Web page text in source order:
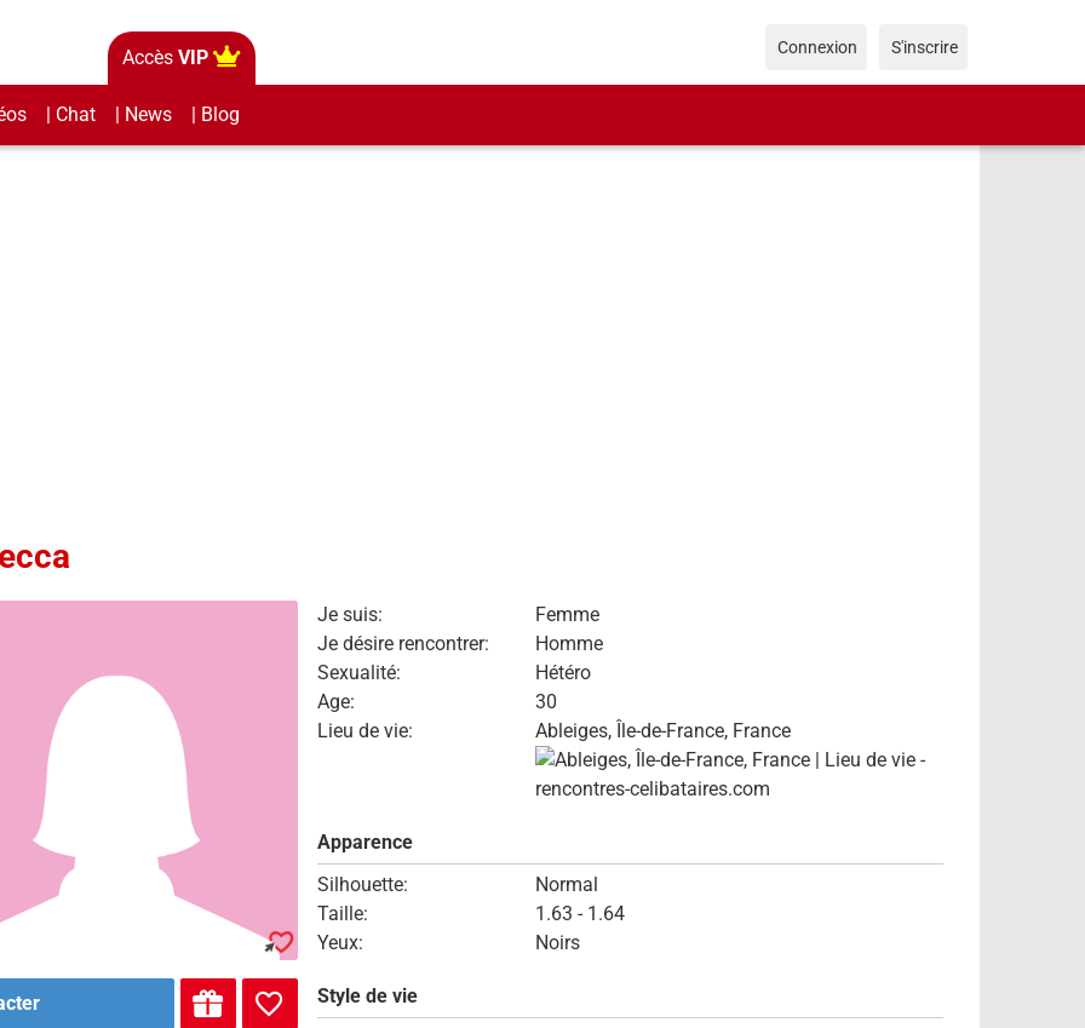
Accès VIP
| Chat | News | Blog
Connexion S'inscrire
Je suis:
Femme
Je désire rencontrer:
Homme
Sexualité:
Hétéro
Age:
30
Lieu de vie:
Ableiges, Île-de-France, France
Apparence
Silhouette:
Normal
Taille:
1.63 - 1.64
Yeux:
Noirs
Style de vie